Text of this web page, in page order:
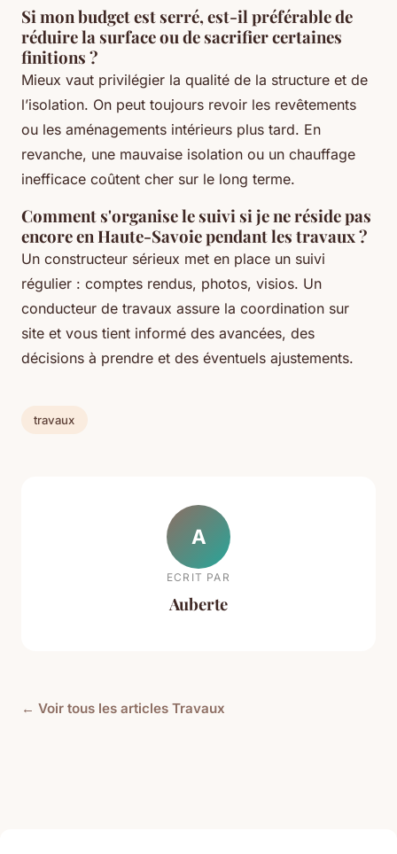
Si mon budget est serré, est-il préférable de
réduire la surface ou de sacrifier certaines
finitions ?
Mieux vaut privilégier la qualité de la structure et de
l’isolation. On peut toujours revoir les revêtements
ou les aménagements intérieurs plus tard. En
revanche, une mauvaise isolation ou un chauffage
inefficace coûtent cher sur le long terme.
Comment s'organise le suivi si je ne réside pas
encore en Haute-Savoie pendant les travaux ?
Un constructeur sérieux met en place un suivi
régulier : comptes rendus, photos, visios. Un
conducteur de travaux assure la coordination sur
site et vous tient informé des avancées, des
décisions à prendre et des éventuels ajustements.
travaux
A
ECRIT PAR
Auberte
← Voir tous les articles Travaux